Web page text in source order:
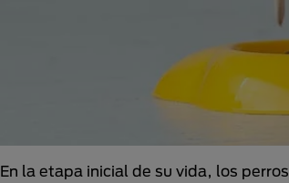
En la etapa inicial de su vida, los